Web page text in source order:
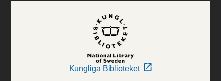
Kungliga Biblioteket